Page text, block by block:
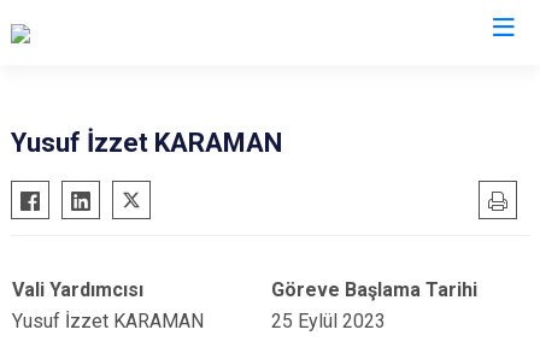
Yusuf İzzet KARAMAN
Vali Yardımcısı
Göreve Başlama Tarihi
Yusuf İzzet KARAMAN
25 Eylül 2023